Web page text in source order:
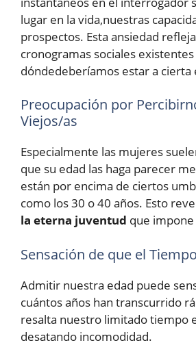
lugar en la vida,nuestras
prospectos. Esta ansiedad
cronogramas sociales
dóndedeberíamos estar a cierta
Preocupación por
Viejos/as
Especialmente las mujeres
que su edad las haga parecer
están por encima de ciertos
como los 30 o 40 años. Esto
la eterna juventud que impone
Sensación de que el
Admitir nuestra edad puede
cuántos años han transcurrido
resalta nuestro limitado tiempo
desatando incomodidad.